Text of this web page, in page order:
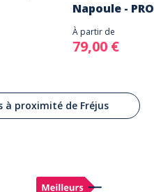
Napoule -
À partir de
79,00 €
proximité de Fréjus